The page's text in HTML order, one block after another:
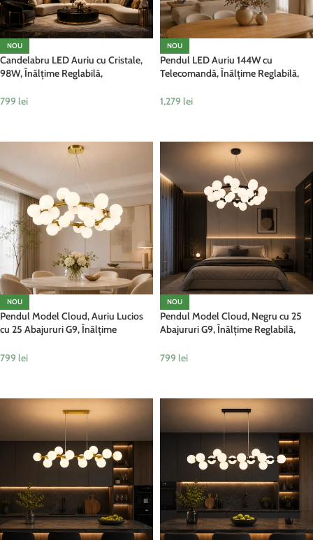
NOU
Candelabru LED Auriu cu Cristale,
98W, Înălțime Reglabilă,
Lumină
799 lei
NOU
Pendul LED Auriu 144W cu
Telecomandă, Înălțime Reglabilă,
1,279 lei
NOU
Pendul Model Cloud, Auriu Lucios
cu 25 Abajururi G9, Înălțime
799 lei
NOU
Pendul Model Cloud, Negru cu 25
Abajururi G9, Înălțime Reglabilă,
799 lei